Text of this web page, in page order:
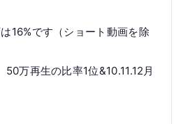
16%です（ショート動画を除
万再生の比率1位&10.11.12月